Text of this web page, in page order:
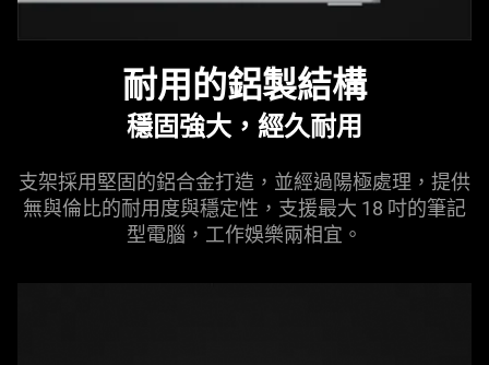
耐用的鋁製結構
穩固強大，經久耐用
支架採用堅固的鋁合金打造，並經過陽極處理，提供
無與倫比的耐用度與穩定性，支援最大 18 吋的筆記
型電腦，工作娛樂兩相宜。